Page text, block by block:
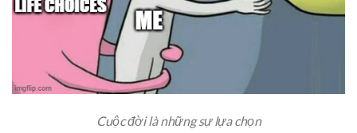
Cuộc đời là những sự lựa chọn